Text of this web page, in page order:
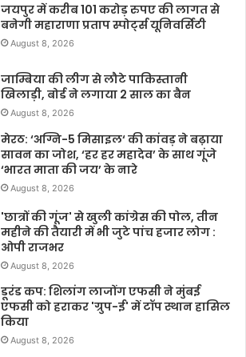
जयपुर में करीब 101 करोड़ रुपए की लागत से
बनेगी महाराणा प्रताप स्पोर्ट्स यूनिवर्सिटी
August 8, 2026
जाम्बिया की लीग से लौटे पाकिस्तानी
खिलाड़ी, बोर्ड ने लगाया 2 साल का बैन
August 8, 2026
मेरठ: ‘अग्नि-5 मिसाइल‘ की कांवड़ ने बढ़ाया
सावन का जोश, ‘हर हर महादेव’ के साथ गूंजे
‘भारत माता की जय’ के नारे
August 8, 2026
'छात्रों की गूंज' से खुली कांग्रेस की पोल, तीन
महीने की तैयारी में भी जुटे पांच हजार लोग :
ओपी राजभर
August 8, 2026
डूरंड कप: शिलांग लाजोंग एफसी ने मुंबई
एफसी को हराकर 'ग्रुप-ई' में टॉप स्थान हासिल
किया
August 8, 2026